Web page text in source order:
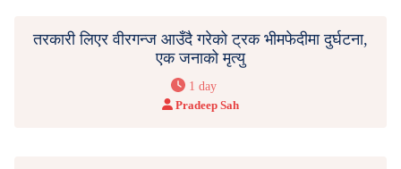
तरकारी लिएर वीरगन्ज आउँदै गरेको ट्रक भीमफेदीमा दुर्घटना,
एक जनाको मृत्यु
1 day
Pradeep Sah